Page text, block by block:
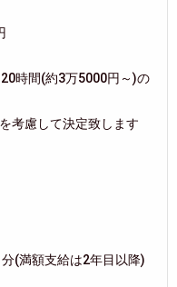
時間(約3万5000円～)の
考慮して決定致します
(満額支給は2年目以降)